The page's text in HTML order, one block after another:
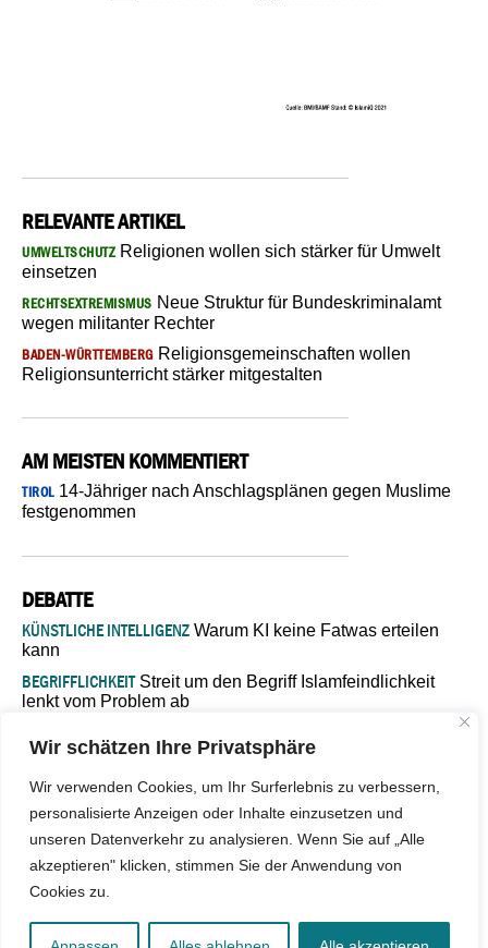
Wir schätzen Ihre Privatsphäre
Wir verwenden Cookies, um Ihr Surferlebnis zu verbessern,
personalisierte Anzeigen oder Inhalte einzusetzen und
unseren Datenverkehr zu analysieren. Wenn Sie auf „Alle
akzeptieren" klicken, stimmen Sie der Anwendung von
Cookies zu.
RELEVANTE ARTIKEL
UMWELTSCHUTZ Religionen wollen sich stärker für Umwelt
einsetzen
RECHTSEXTREMISMUS Neue Struktur für Bundeskriminalamt
wegen militanter Rechter
BADEN-WÜRTTEMBERGReligionsgemeinschaften wollen
Religionsunterricht stärker mitgestalten
AM MEISTEN KOMMENTIERT
TIROL14-Jähriger nach Anschlagsplänen gegen Muslime
festgenommen
DEBATTE
KÜNSTLICHE INTELLIGENZ Warum KI keine Fatwas erteilen
kann
BEGRIFFLICHKEITStreit um den Begriff Islamfeindlichkeit
lenkt vom Problem ab
Verantwortung bleibt“
ISLAMISCHE FAKULTÄT IN MÜNSTEREine kritische Schwelle für
die deutsche Religionspolitik
GASTBEITRAGWarum die muslimische Welt eine neue